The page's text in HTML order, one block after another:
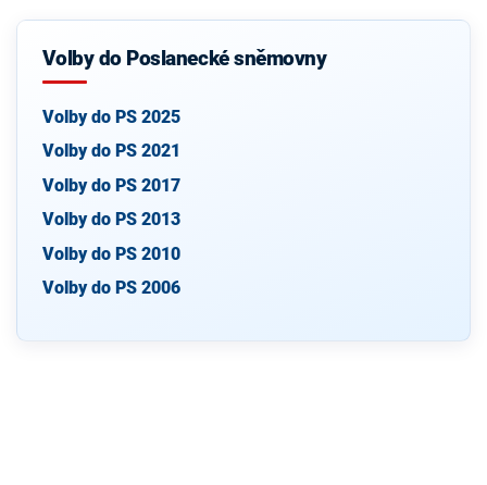
Volby do Poslanecké sněmovny
Volby do PS 2025
Volby do PS 2021
Volby do PS 2017
Volby do PS 2013
Volby do PS 2010
Volby do PS 2006